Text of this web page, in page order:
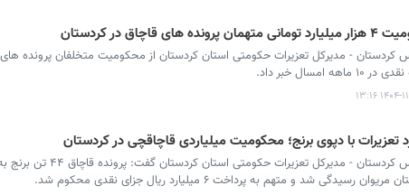
پرونده های قاچاق در کردستان
ماهه امسال خبر داد.
۰۲ ۱۳:۱۶
تعزیرات با دپوی برنج؛ محکومیت میلیاردی قاچاقچی در کردستان
رسیدگی شد و متهم به پرداخت ۶ میلیارد ریال جزای نقدی محکوم شد.